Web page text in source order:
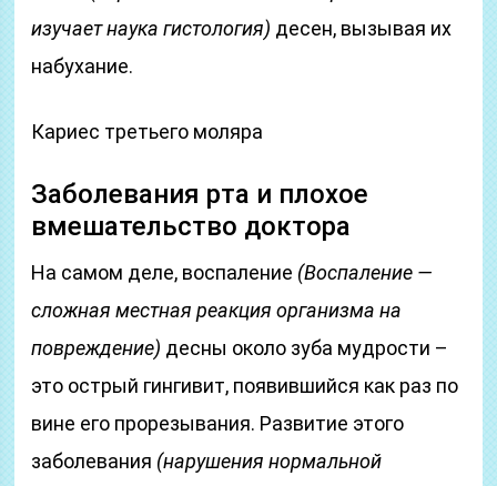
изучает наука гистология) десен, вызывая их
набухание.
Кариес третьего моляра
Заболевания рта и плохое
вмешательство доктора
На самом деле, воспаление (Воспаление —
сложная местная реакция организма на
повреждение) десны около зуба мудрости –
это острый гингивит, появившийся как раз по
вине его прорезывания. Развитие этого
заболевания (нарушения нормальной